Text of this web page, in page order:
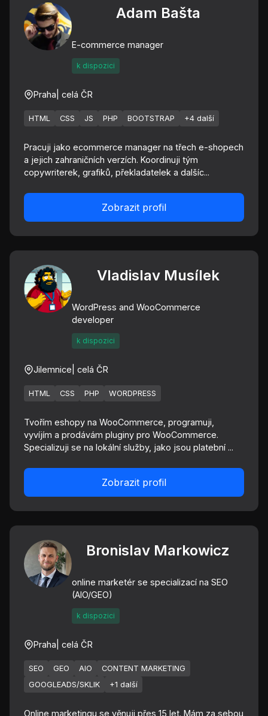
Adam Bašta
E-commerce manager
k dispozici
Praha | celá ČR
HTML CSS JS PHP BOOTSTRAP +4 další
Pracuji jako ecommerce manager na třech e-shopech
a jejich zahraničních verzích. Koordinuji tým
copywriterek, grafiků, překladatelek a dalšíc...
Zobrazit profil
Vladislav Musílek
WordPress and WooCommerce
developer
k dispozici
Jilemnice | celá ČR
HTML CSS PHP WORDPRESS
Tvořím eshopy na WooCommerce, programuji,
vyvíjím a prodávám pluginy pro WooCommerce.
Specializuji se na lokální služby, jako jsou platební ...
Zobrazit profil
Bronislav Markowicz
online marketér se specializací na SEO
(AIO/GEO)
k dispozici
Praha | celá ČR
SEO GEO AIO
CONTENT MARKETING
GOOGLEADS/SKLIK
+1 další
Online marketingu se věnuji přes 15 let. Mám za sebou